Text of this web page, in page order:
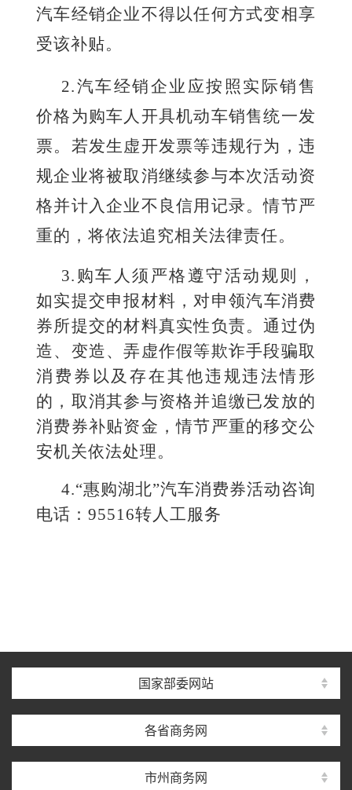
汽车经销企业不得以任何方式变相享
受该补贴。
2.汽车经销企业应按照实际销售
价格为购车人开具机动车销售统一发
票。若发生虚开发票等违规行为，违
规企业将被取消继续参与本次活动资
格并计入企业不良信用记录。情节严
重的，将依法追究相关法律责任。
3. 购车人须严格遵守活动规则，
如实提交申报材料，对申领汽车消费
券所提交的材料真实性负责。通过伪
造、变造、弄虚作假等欺诈手段骗取
消费券以及存在其他违规违法情形
的， 取消其参与资格并追缴已发放的
消费券补贴资金，情节严重的移交公
安机关依法处理。
4.“惠购湖北”汽车消费券活动咨询
电话：95516转人工服务
国家部委网站
各省商务网
市州商务网